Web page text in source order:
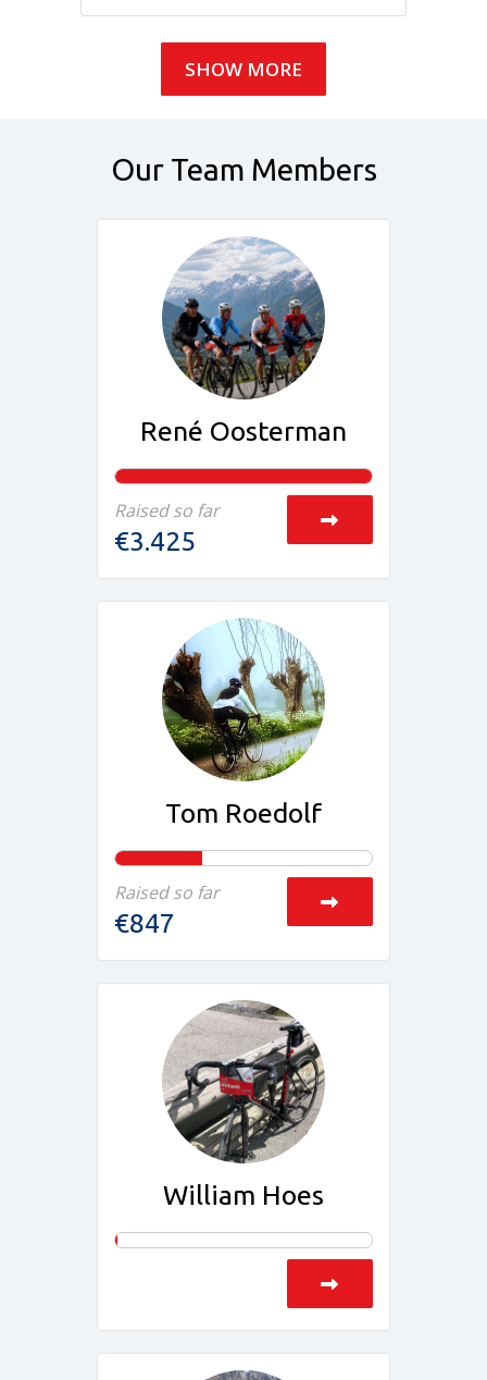
SHOW MORE
Our Team Members
René Oosterman
Raised so far
€3.425
Tom Roedolf
Raised so far
€847
William Hoes